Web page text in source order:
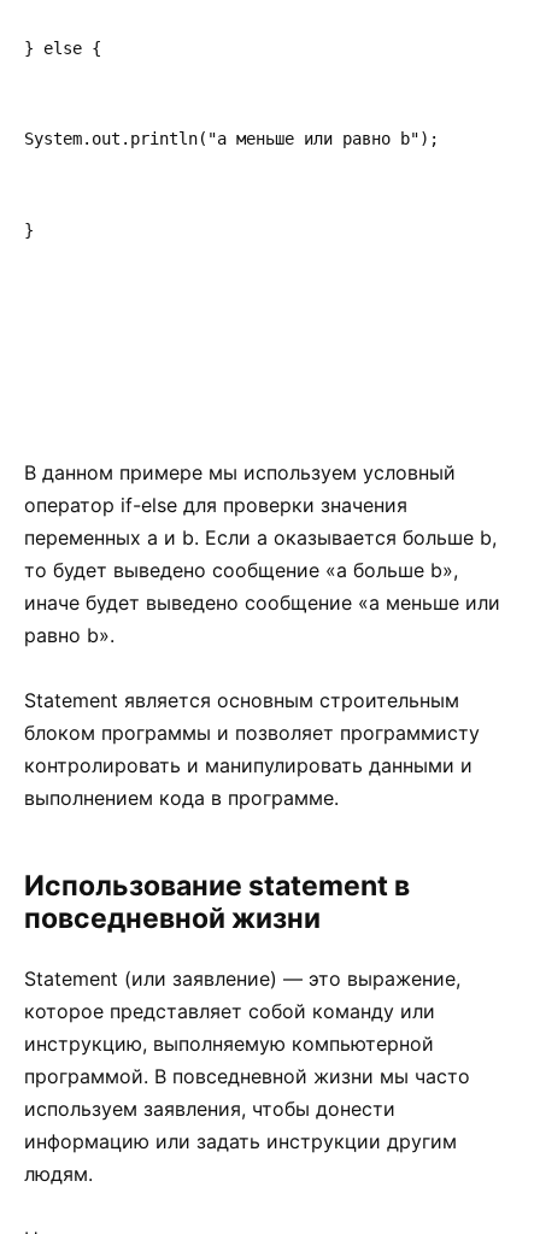
} else {
System.out.println("a меньше или равно b");
}
В данном примере мы используем условный
оператор if-else для проверки значения
переменных a и b. Если a оказывается больше b,
то будет выведено сообщение «a больше b»,
иначе будет выведено сообщение «a меньше или
равно b».
Statement является основным строительным
блоком программы и позволяет программисту
контролировать и манипулировать данными и
выполнением кода в программе.
Использование statement в
повседневной жизни
Statement (или заявление) — это выражение,
которое представляет собой команду или
инструкцию, выполняемую компьютерной
программой. В повседневной жизни мы часто
используем заявления, чтобы донести
информацию или задать инструкции другим
людям.